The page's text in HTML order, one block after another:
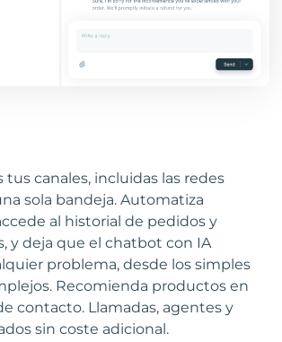
tus canales, incluidas las redes
sola bandeja. Automatiza
al historial de pedidos y
y deja que el chatbot con IA
problema, desde los simples
Recomienda productos en
contacto. Llamadas, agentes y
sin coste adicional.